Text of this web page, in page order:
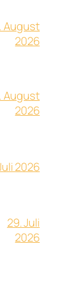
August
2026
August
2026
2026
29. Juli
2026